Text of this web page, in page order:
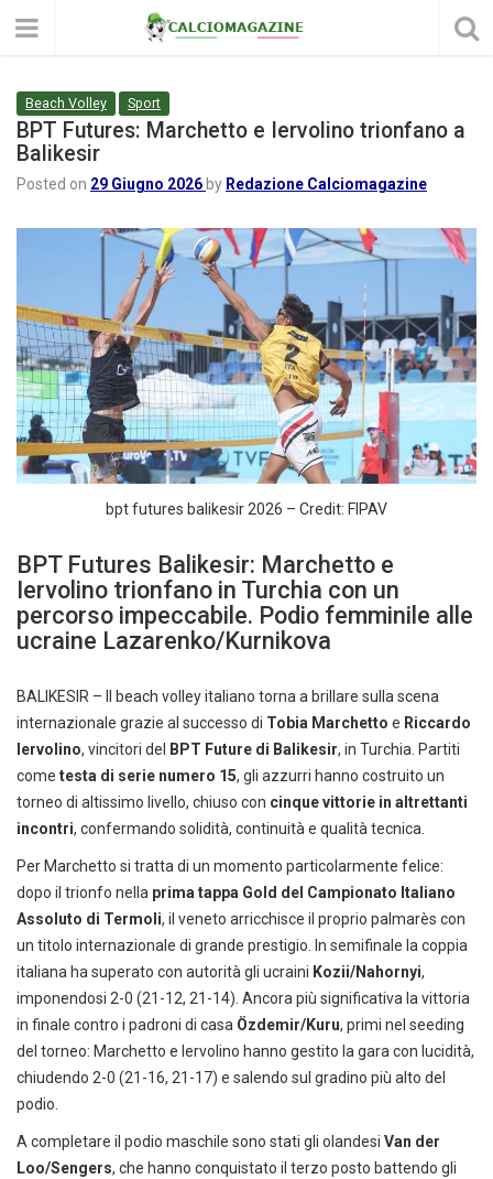
Beach Volley Sport
BPT Futures: Marchetto e Iervolino trionfano a
Balikesir
Posted on 29 Giugno 2026 by Redazione Calciomagazine
bpt futures balikesir 2026 – Credit: FIPAV
BPT Futures Balikesir: Marchetto e
Iervolino trionfano in Turchia con un
percorso impeccabile. Podio femminile alle
ucraine Lazarenko/Kurnikova
BALIKESIR – Il beach volley italiano torna a brillare sulla scena
internazionale grazie al successo di Tobia Marchetto e Riccardo
Iervolino, vincitori del BPT Future di Balikesir, in Turchia. Partiti
come testa di serie numero 15, gli azzurri hanno costruito un
torneo di altissimo livello, chiuso con cinque vittorie in altrettanti
incontri, confermando solidità, continuità e qualità tecnica.
Per Marchetto si tratta di un momento particolarmente felice:
dopo il trionfo nella prima tappa Gold del Campionato Italiano
Assoluto di Termoli, il veneto arricchisce il proprio palmarès con
un titolo internazionale di grande prestigio. In semifinale la coppia
italiana ha superato con autorità gli ucraini Kozii/Nahornyi,
imponendosi 2-0 (21-12, 21-14). Ancora più significativa la vittoria
in finale contro i padroni di casa Özdemir/Kuru, primi nel seeding
del torneo: Marchetto e Iervolino hanno gestito la gara con lucidità,
chiudendo 2-0 (21-16, 21-17) e salendo sul gradino più alto del
podio.
A completare il podio maschile sono stati gli olandesi Van der
Loo/Sengers, che hanno conquistato il terzo posto battendo gli